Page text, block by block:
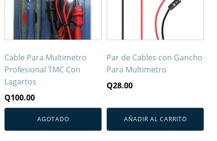
Cable Para Multimetro
Profesional TMC Con
Lagartos
Q100.00
AGOTADO
Par de Cables con Gancho
Para Multimetro
Q28.00
AÑADIR AL CARRITO